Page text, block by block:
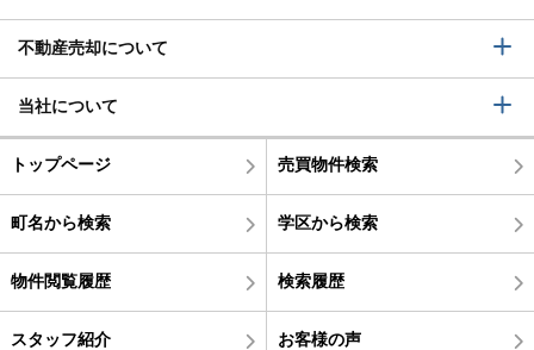
不動産売却について
当社について
トップページ 売買物件検索
町名から検索 学区から検索
物件閲覧履歴 検索履歴
スタッフ紹介 お客様の声